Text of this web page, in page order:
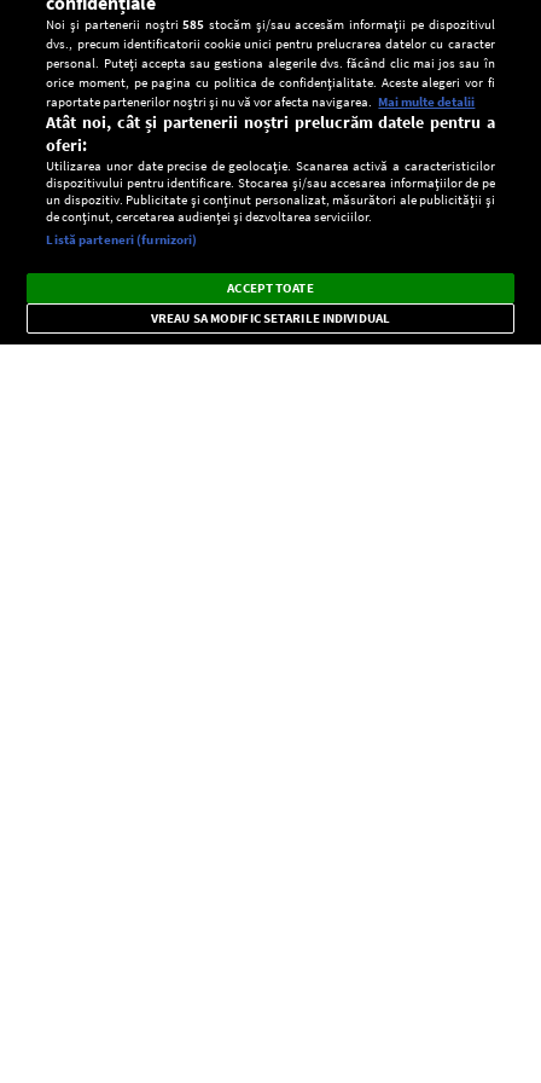
CONFIDENŢIALITATE
Setări:
Dark
Mode
Radio live, podcasturi, știri și alerte
importante.
×
Noi și partenerii noștri585 stocăm și/sau accesăm informații pe dispozitivul
dvs., precum identificatorii cookie unici pentru prelucrarea datelor cu caracter
personal. Puteți accepta sau gestiona alegerile dvs. făcând clic mai jos sau în
orice moment, pe pagina cu politica de confidențialitate. Aceste alegeri vor fi
raportate partenerilor noștri și nu vă vor afecta navigarea. Mai multe detalii
Atât noi, cât și partenerii noștri prelucrăm datele pentru a
oferi:
Utilizarea unor date precise de geolocație. Scanarea activă a caracteristicilor
dispozitivului pentru identificare. Stocarea și/sau accesarea informațiilor de pe
un dispozitiv. Publicitate și conținut personalizat, măsurători ale publicității și
de conținut, cercetarea audienței și dezvoltarea serviciilor.
Listă parteneri (furnizori)
ACCEPT TOATE
VREAU SA MODIFIC SETARILE INDIVIDUAL